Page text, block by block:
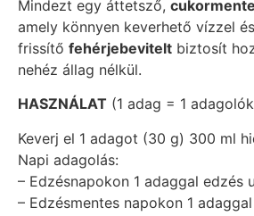
Mindezt egy áttetsző,
amely könnyen keverhető vízzel
frissítő fehérjebevitelt biztosít
nehéz állag nélkül.
HASZNÁLAT (1 adag = 1
Keverj el 1 adagot (30 g) 300 ml
Napi adagolás:
– Edzésnapokon 1 adaggal edzés
– Edzésmentes napokon 1